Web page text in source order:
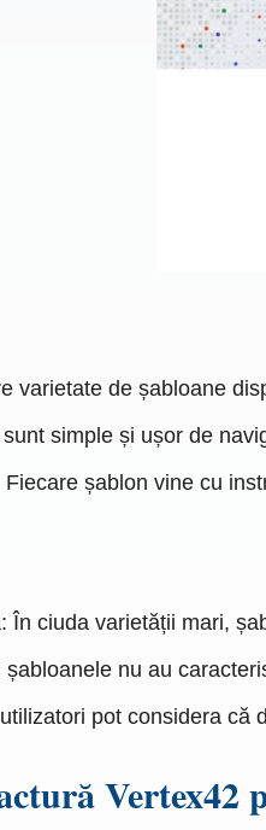
varietate de șabloane
simple și ușor de
șablon vine cu
În ciuda varietății mari,
nu au
pot considera
Vertex42